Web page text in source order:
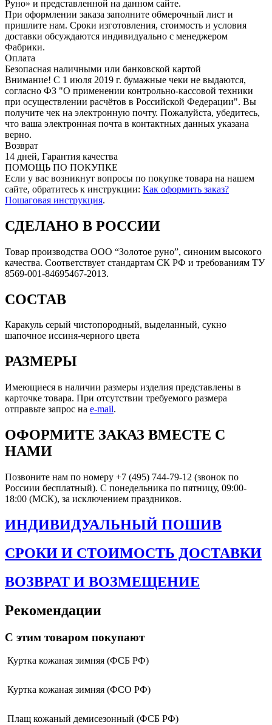
Руно» и представленной на данном сайте.
При оформлении заказа заполните обмерочный лист и
пришлите нам. Сроки изготовления, стоимость и условия
доставки обсуждаются индивидуально с менеджером
Фабрики.
Оплата
Безопасная наличными или банковской картой
Внимание! С 1 июля 2019 г. бумажные чеки не выдаются,
согласно ФЗ "О применении контрольно-кассовой техники
при осуществлении расчётов в Российской Федерации". Вы
получите чек на электронную почту. Пожалуйста, убедитесь,
что ваша электронная почта в контактных данных указана
верно.
Возврат
14 дней, Гарантия качества
ПОМОЩЬ ПО ПОКУПКЕ
Если у вас возникнут вопросы по покупке товара на нашем
сайте, обратитесь к инструкции: Как оформить заказ?
Пошаговая инструкция.
СДЕЛАНО В РОССИИ
Товар производства ООО “Золотое руно”, синоним высокого
качества. Соответствует стандартам СК РФ и требованиям ТУ
8569-001-84695467-2013.
СОСТАВ
Каракуль серый чистопородный, выделанный, сукно
шапочное иссиня-черного цвета
РАЗМЕРЫ
Имеющиеся в наличии размеры изделия представлены в
карточке товара. При отсутствии требуемого размера
отправьте запрос на e-mail.
ОФОРМИТЕ ЗАКАЗ ВМЕСТЕ С
НАМИ
Позвоните нам по номеру +7 (495) 744-79-12 (звонок по
Россиии бесплатный). С понедельника по пятницу, 09:00-
18:00 (МСК), за исключением праздников.
ИНДИВИДУАЛЬНЫЙ ПОШИВ
СРОКИ И СТОИМОСТЬ ДОСТАВКИ
ВОЗВРАТ И ВОЗМЕЩЕНИЕ
Рекомендации
С этим товаром покупают
Куртка кожаная зимняя (ФСБ РФ)
Куртка кожаная зимняя (ФСО РФ)
Плащ кожаный демисезонный (ФСБ РФ)